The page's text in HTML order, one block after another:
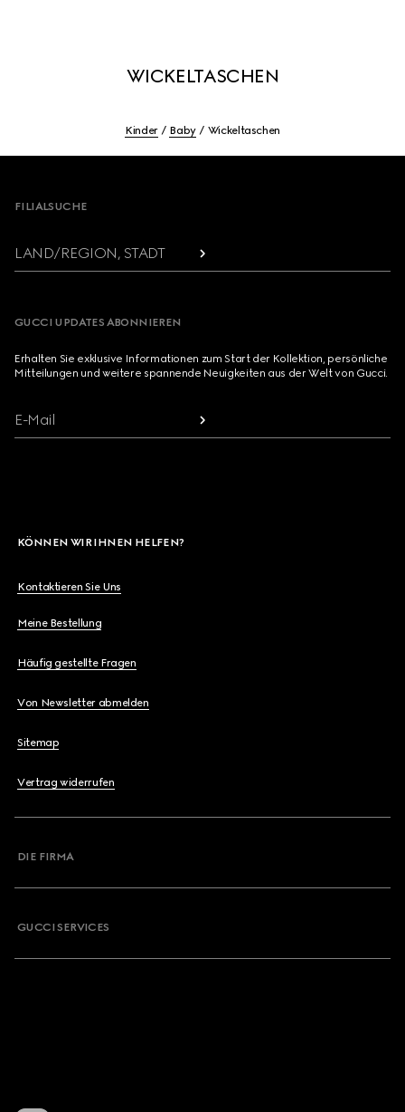
WICKELTASCHEN
Kinder Baby Wickeltaschen
FILIALSUCHE
LAND/REGION, STADT
GUCCI UPDATES ABONNIEREN
Erhalten Sie exklusive Informationen zum Start der Kollektion, persönliche
Mitteilungen und weitere spannende Neuigkeiten aus der Welt von Gucci.
E-Mail
KÖNNEN WIR IHNEN HELFEN?
Kontaktieren Sie Uns
Meine Bestellung
Häufig gestellte Fragen
Von Newsletter abmelden
Sitemap
Vertrag widerrufen
DIE FIRMA
GUCCI SERVICES